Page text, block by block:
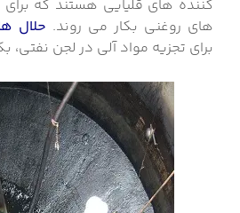
کننده های قلیایی هستند که
های روغنی بکار می روند. حلال
برای تجزیه مواد آلی در لجن نفتی،